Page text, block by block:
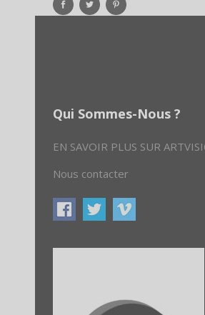
Qui Sommes-Nous ?
EN SAVOIR PLUS SUR
Nous contacter